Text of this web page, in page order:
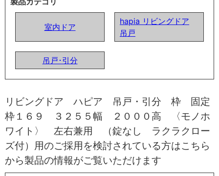
室内ドア
hapia リビングドア
吊戸
吊戸･引分
リビングドア ハピア 吊戸・引分 枠 固定
枠１６９ ３２５５幅 ２０００高 〈モノホ
ワイト〉 左右兼用 （錠なし ラクラクロー
ズ付）用のご採用を検討されている方はこちら
から製品の情報がご覧いただけます